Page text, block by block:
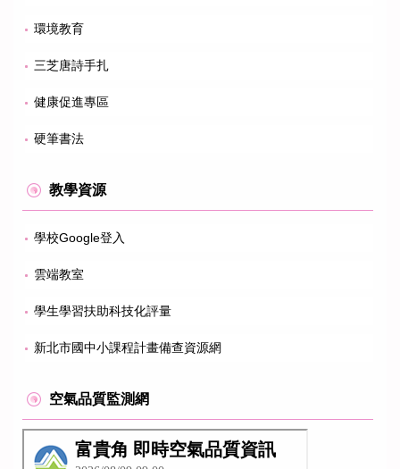
環境教育
三芝唐詩手扎
健康促進專區
硬筆書法
教學資源
學校Google登入
雲端教室
學生學習扶助科技化評量
新北市國中小課程計畫備查資源網
空氣品質監測網